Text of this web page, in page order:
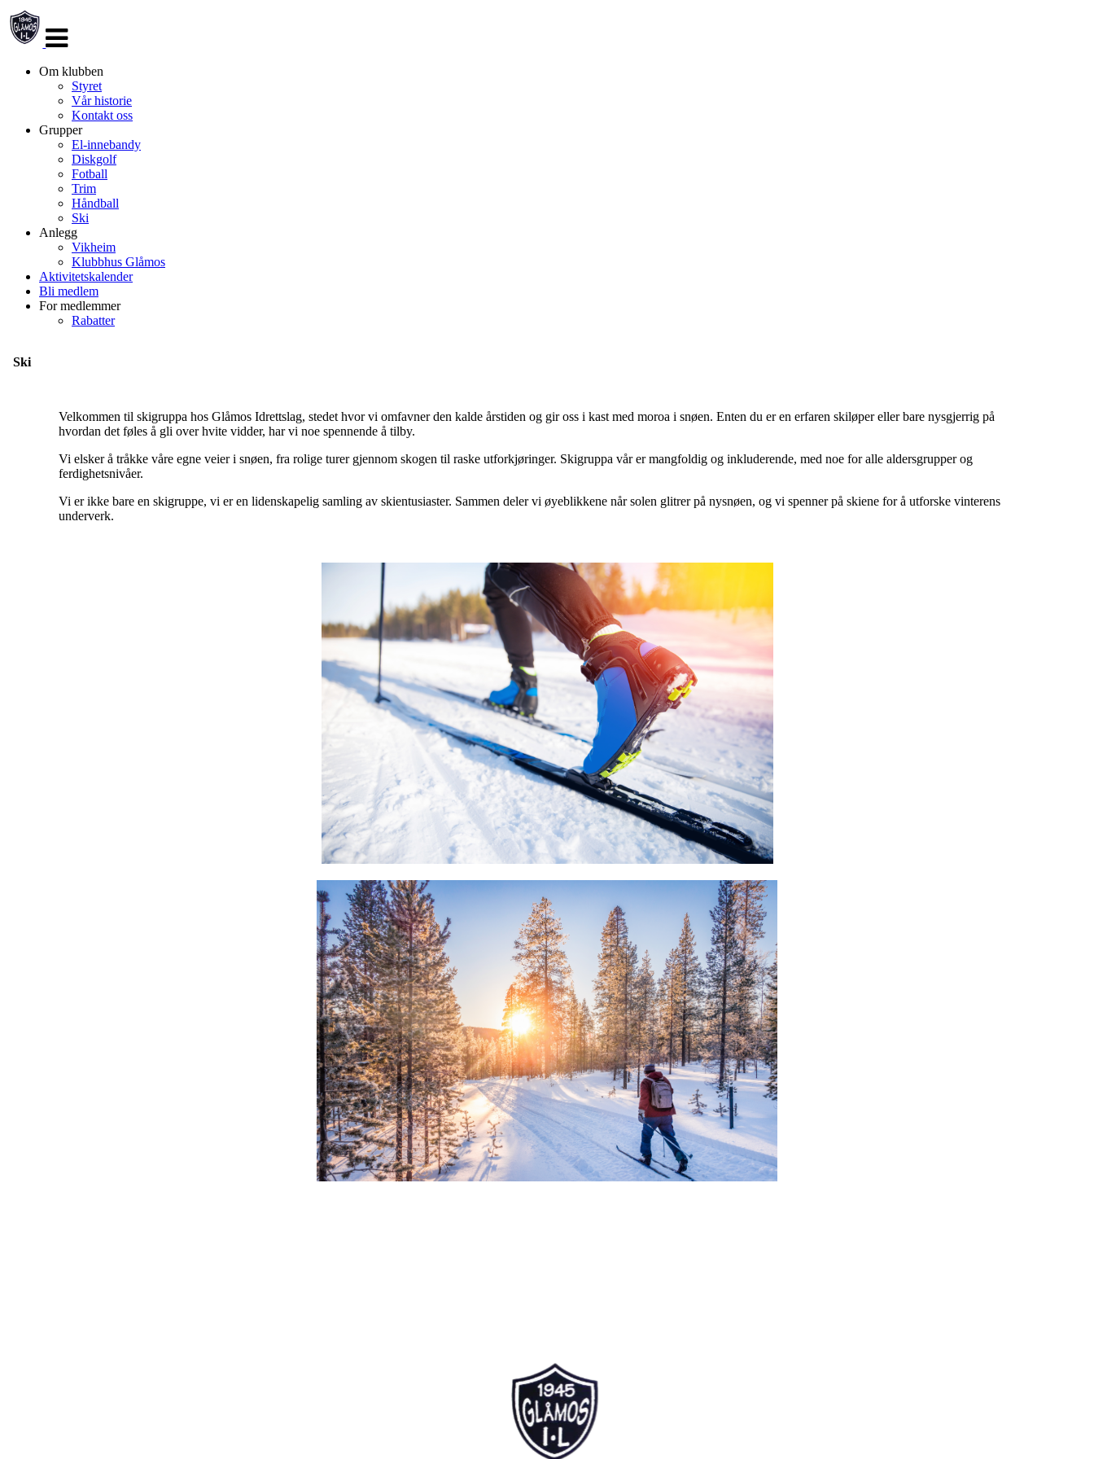
navigasjon
Om klubben
Styret
Vår historie
Kontakt oss
Grupper
El-innebandy
Diskgolf
Fotball
Trim
Håndball
Ski
Anlegg
Vikheim
Klubbhus Glåmos
Aktivitetskalender
Bli medlem
For medlemmer
Rabatter
Ski
Velkommen til skigruppa hos Glåmos Idrettslag, stedet hvor vi omfavner den kalde årstiden og gir oss i kast med moroa i snøen. Enten du er en erfaren skiløper eller bare nysgjerrig på
hvordan det føles å gli over hvite vidder, har vi noe spennende å tilby.
Vi elsker å tråkke våre egne veier i snøen, fra rolige turer gjennom skogen til raske utforkjøringer. Skigruppa vår er mangfoldig og inkluderende, med noe for alle aldersgrupper og
ferdighetsnivåer.
Vi er ikke bare en skigruppe, vi er en lidenskapelig samling av skientusiaster. Sammen deler vi øyeblikkene når solen glitrer på nysnøen, og vi spenner på skiene for å utforske vinterens
underverk.